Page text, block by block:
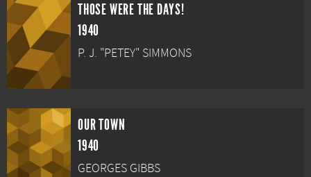
THOSE WERE THE DAYS!
1940
P. J. "PETEY" SIMMONS
OUR TOWN
1940
GEORGES GIBBS